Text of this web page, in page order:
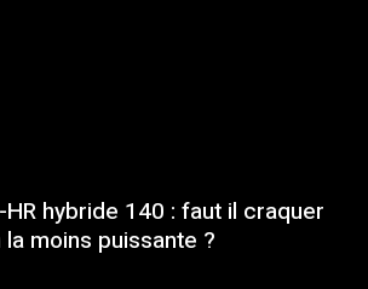
HR hybride 140 : faut il craquer
moins puissante ?